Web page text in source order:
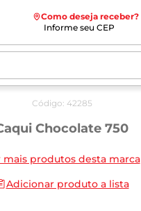
Como deseja receber?
Informe seu CEP
Código: 42285
Chocolate 750
mais produtos desta marca
Adicionar produto a lista